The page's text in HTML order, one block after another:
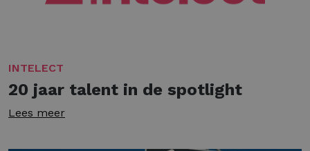
INTELECT
20 jaar talent in de spotlight
Lees meer